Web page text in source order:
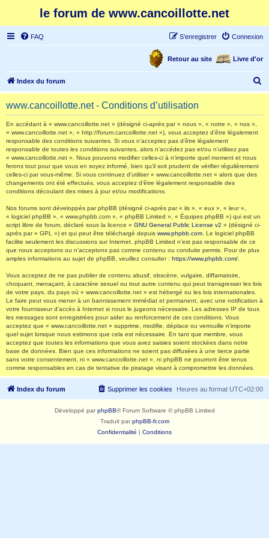
le forum de www.cancoillotte.net
FAQ Connexion
S’enregistrer
Livre d'or
Retour au site
Index du forum
e
www.cancoillotte.net - Conditions d’utilisation
En accédant à « www.cancoillotte.net » (désigné ci-après par « nous », « notre », « nos »,
« www.cancoillotte.net », « http://forum.cancoillotte.net »), vous acceptez d’être légalement
responsable des conditions suivantes. Si vous n’acceptez pas d’être légalement
responsable de toutes les conditions suivantes, alors n’accédez pas et/ou n’utilisez pas
« www.cancoillotte.net ». Nous pouvons modifier celles-ci à n’importe quel moment et nous
ferons tout pour que vous en soyez informé, bien qu’il soit prudent de vérifier régulièrement
celles-ci par vous-même. Si vous continuez d’utiliser « www.cancoillotte.net » alors que des
changements ont été effectués, vous acceptez d’être légalement responsable des
conditions découlant des mises à jour et/ou modifications.
Nos forums sont développés par phpBB (désigné ci-après par « ils », « eux », « leur »,
« logiciel phpBB », « www.phpbb.com », « phpBB Limited », « Équipes phpBB ») qui est un
script libre de forum, déclaré sous la licence « GNU General Public License v2 » (désigné ci-
après par « GPL ») et qui peut être téléchargé depuis www.phpbb.com . Le logiciel phpBB
facilite seulement les discussions sur Internet. phpBB Limited n’est pas responsable de ce
que nous acceptons ou n’acceptons pas comme contenu ou conduite permis. Pour de plus
amples informations au sujet de phpBB, veuillez consulter : https://www.phpbb.com/
Vous acceptez de ne pas publier de contenu abusif, obscène, vulgaire, diffamatoire,
choquant, menaçant, à caractère sexuel ou tout autre contenu qui peut transgresser les lois
de votre pays, du pays où « www.cancoillotte.net » est hébergé ou les lois internationales.
Le faire peut vous mener à un bannissement immédiat et permanent, avec une notification à
votre fournisseur d’accès à Internet si nous le jugeons nécessaire. Les adresses IP de tous
les messages sont enregistrées pour aider au renforcement de ces conditions. Vous
acceptez que « www.cancoillotte.net » supprime, modifie, déplace ou verrouille n’importe
quel sujet lorsque nous estimons que cela est nécessaire. En tant que membre, vous
acceptez que toutes les informations que vous avez saisies soient stockées dans notre
base de données. Bien que ces informations ne soient pas diffusées à une tierce partie
sans votre consentement, ni « www.cancoillotte.net », ni phpBB ne pourront être tenus
comme responsables en cas de tentative de piratage visant à compromettre les données.
Index du forum Heures au format UTC+02:00
Supprimer les cookies
Développé parphpBB® Forum Software © phpBB Limited
Traduit parphpBB-fr.com
Confidentialité | Conditions